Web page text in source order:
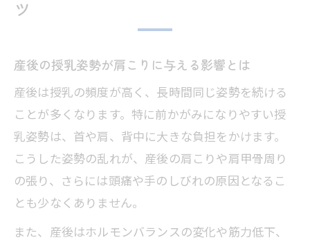
イント
産後に肩がガチガチになる理由と対処法
産後に肩がガチガチになる主な原因を知
ろう
ホルモンバランスの変化が肩こりに及ぼ
す影響
産後の肩こりと睡眠不足・運動不足の関
連性
ツ
産後の授乳姿勢が肩こりに与える影響とは
産後は授乳の頻度が高く、長時間同じ姿勢を続ける
ことが多くなります。特に前かがみになりやすい授
乳姿勢は、首や肩、背中に大きな負担をかけます。
こうした姿勢の乱れが、産後の肩こりや肩甲骨周り
の張り、さらには頭痛や手のしびれの原因となるこ
とも少なくありません。
また、産後はホルモンバランスの変化や筋力低下、